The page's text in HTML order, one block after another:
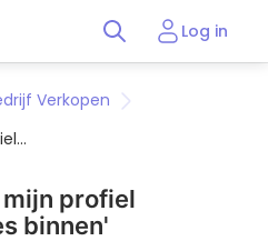
Log in
Verkopen
profiel
binnen'